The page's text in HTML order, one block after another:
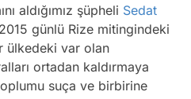
aldığımız şüpheli Sedat
günlü Rize mitingindeki
ülkedeki var olan
ortadan kaldırmaya
suça ve birbirine